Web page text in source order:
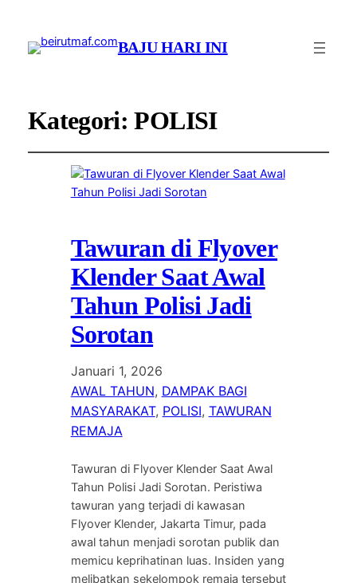
BAJU HARI INI
Kategori:POLISI
Tawuran di Flyover
Klender Saat Awal
Tahun Polisi Jadi
Sorotan
Januari 1, 2026
AWAL TAHUN, DAMPAK BAGI
MASYARAKAT, POLISI, TAWURAN
REMAJA
Tawuran di Flyover Klender Saat Awal
Tahun Polisi Jadi Sorotan. Peristiwa
tawuran yang terjadi di kawasan
Flyover Klender, Jakarta Timur, pada
awal tahun menjadi sorotan publik dan
memicu keprihatinan luas. Insiden yang
melibatkan sekelompok remaja tersebut